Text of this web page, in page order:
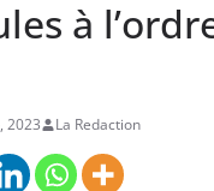
à
2023 La Redaction